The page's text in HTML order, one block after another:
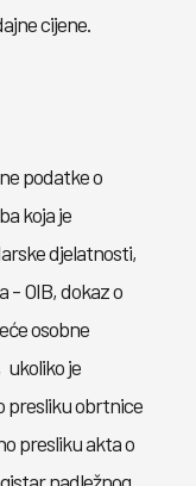
cijene.
podatke o
koja je
djelatnosti,
- OIB, dokaz o
osobne
ukoliko je
presliku obrtnice
presliku akta o